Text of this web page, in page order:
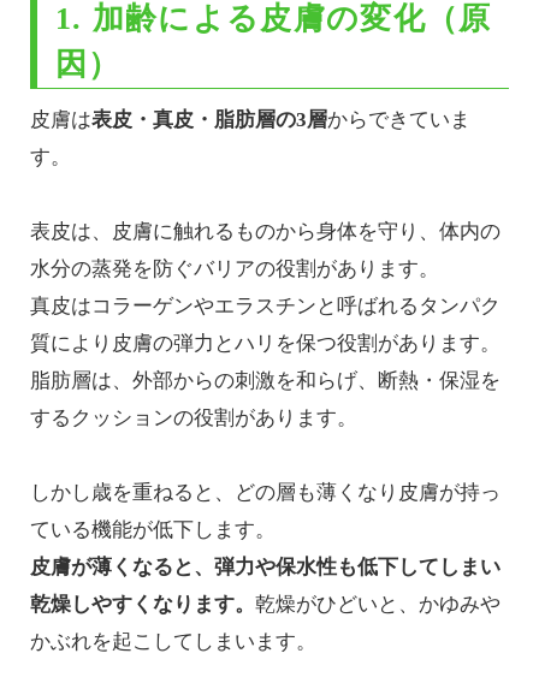
1. 加齢による皮膚の変化（原
因）
皮膚は表皮・真皮・脂肪層の3層からできていま
す。
表皮は、皮膚に触れるものから身体を守り、体内の
水分の蒸発を防ぐバリアの役割があります。
真皮はコラーゲンやエラスチンと呼ばれるタンパク
質により皮膚の弾力とハリを保つ役割があります。
脂肪層は、外部からの刺激を和らげ、断熱・保湿を
するクッションの役割があります。
しかし歳を重ねると、どの層も薄くなり皮膚が持っ
ている機能が低下します。
皮膚が薄くなると、弾力や保水性も低下してしまい
乾燥しやすくなります。 乾燥がひどいと、かゆみや
かぶれを起こしてしまいます。